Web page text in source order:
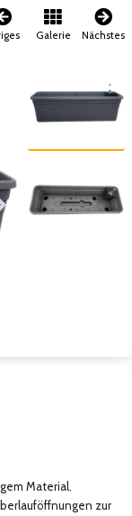
Galerie Nächstes
nächsten Bild
Zum vorigen Bild
Material.
zur